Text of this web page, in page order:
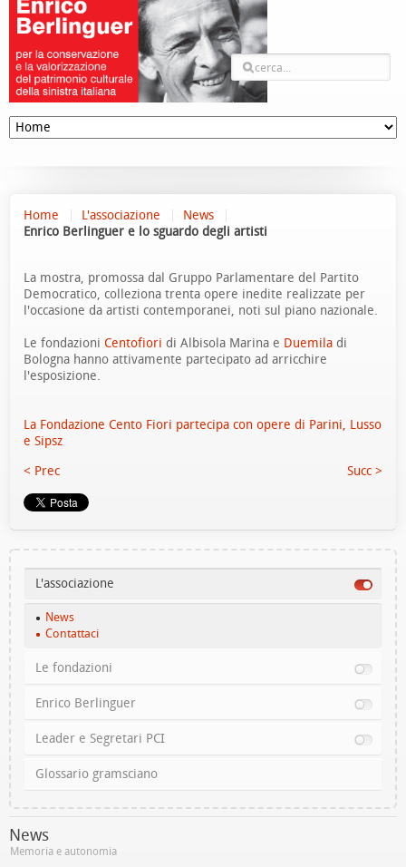
Home L'associazione
News
Enrico Berlinguer e lo sguardo degli artisti
La mostra, promossa dal Gruppo Parlamentare del Partito
Democratico, colleziona trenta opere inedite realizzate per
l'occasione da artisti contemporanei, noti sul piano nazionale.
Le fondazioni Centofiori di Albisola Marina e Duemila di
Bologna hanno attivamente partecipato ad arricchire
l'esposizione.
La Fondazione Cento Fiori partecipa con opere di Parini, Lusso
e Sipsz
< Prec
Succ >
L'associazione
News
Contattaci
Le fondazioni
Enrico Berlinguer
Leader e Segretari PCI
Glossario gramsciano
News
Memoria e autonomia